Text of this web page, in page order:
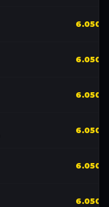
6.050
6.050
6.050
6.050
6.050
6.050